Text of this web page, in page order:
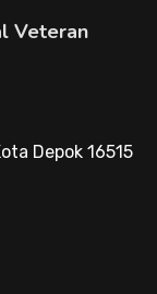
Veteran
Depok 16515